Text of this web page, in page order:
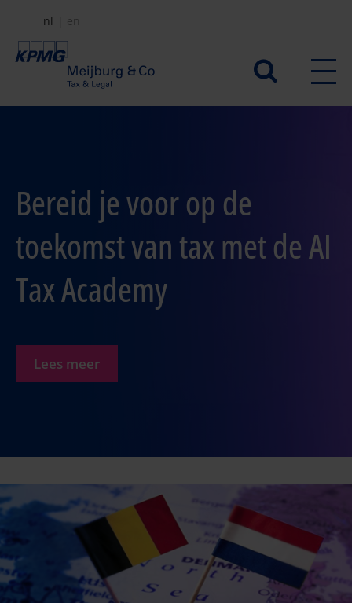
naar
Secundair
menu
nl en
Bereid je voor op de
toekomst van tax met de AI
Tax Academy
Lees meer